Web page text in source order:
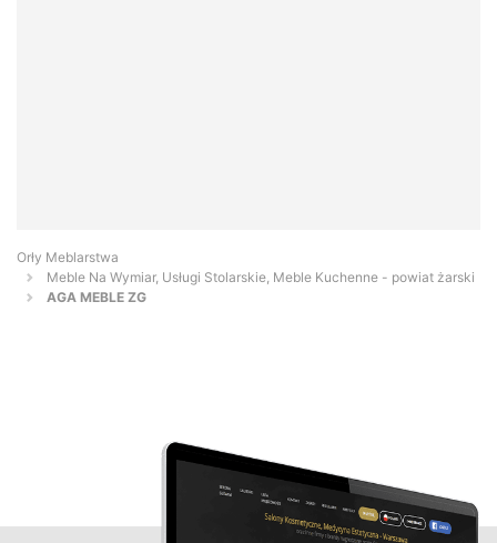
Orły Meblarstwa
Meble Na Wymiar, Usługi Stolarskie, Meble Kuchenne - powiat żarski
AGA MEBLE ZG